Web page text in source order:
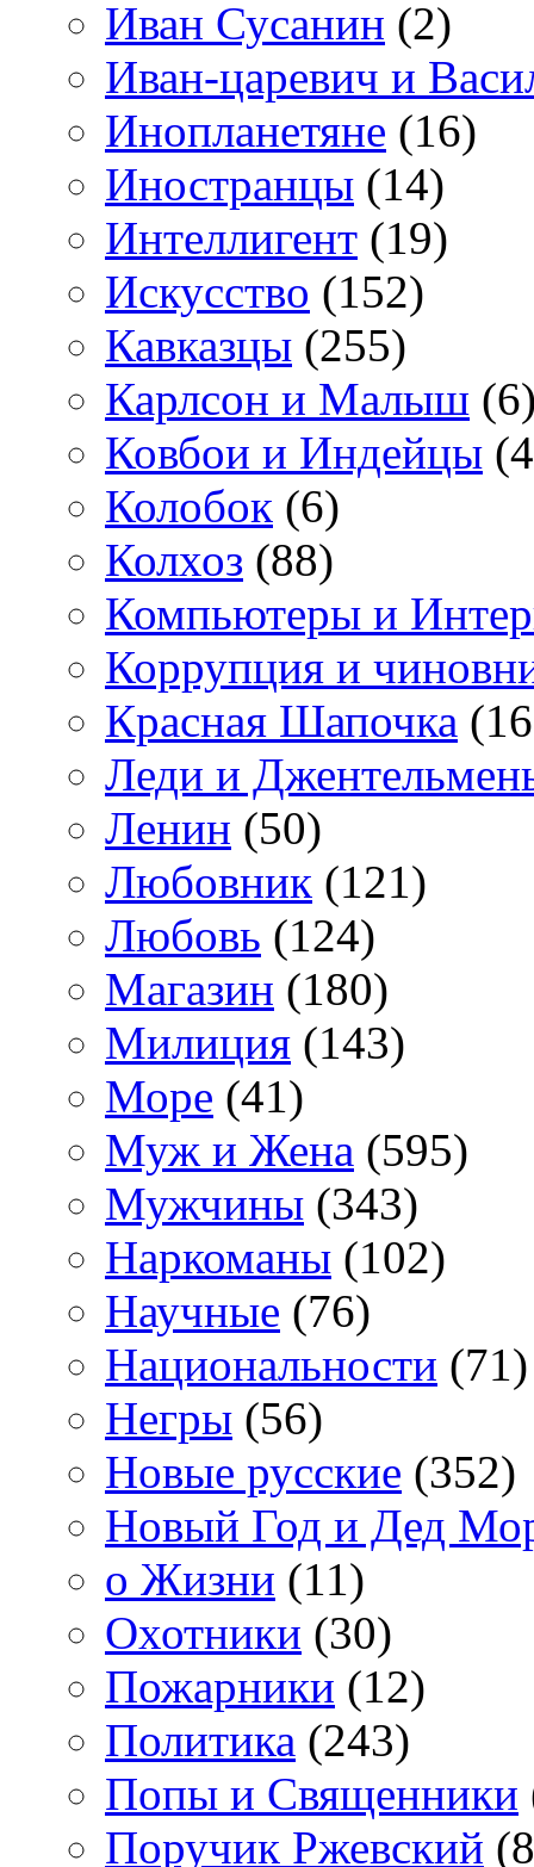
Иван Сусанин (2)
Иван-царевич и
Инопланетяне (16)
Иностранцы (14)
Интеллигент (19)
Искусство (152)
Кавказцы (255)
Карлсон и Малыш
Ковбои и Индейцы
Колобок (6)
Колхоз (88)
Компьютеры и
Коррупция и
Красная Шапочка
Леди и
Ленин (50)
Любовник (121)
Любовь (124)
Магазин (180)
Милиция (143)
Море (41)
Муж и Жена (595)
Мужчины (343)
Наркоманы (102)
Научные (76)
Национальности (71)
Негры (56)
Новые русские (352)
Новый Год и Дед
о Жизни (11)
Охотники (30)
Пожарники (12)
Политика (243)
Попы и Священники
Поручик Ржевский